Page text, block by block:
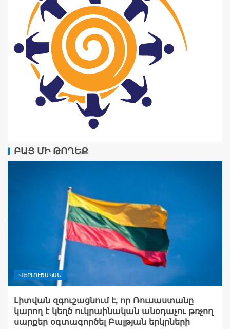
ԲԱՑ ՄԻ ԹՈՂԵՔ
ՎԵՐԼՈՒԾԱԿԱՆ
Լիտվան զգուշացնում է, որ Ռուսաստանը
կարող է կեղծ ուկրաինական անօդաչու թռչող
սարքեր օգտագործել Բալթյան երկրների